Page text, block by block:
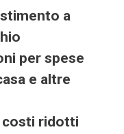
a
per spese
e altre
costi ridotti